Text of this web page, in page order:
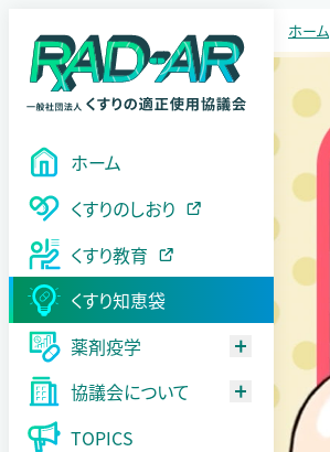
サ
ト
ナ
ビ
ゲ
ー
ホーム
くすりのしおり
くすり教育
くすり知恵袋
薬剤疫学
協議会について
TOPICS
ホーム